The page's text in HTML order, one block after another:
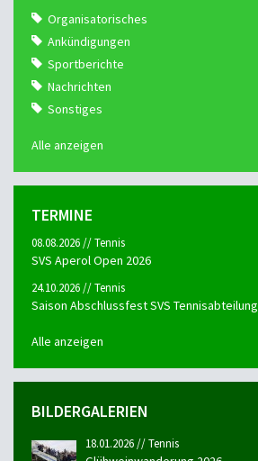
Organisatorisches
Ankündigungen
Sportberichte
Nachrichten
Sonstiges
Alle anzeigen
TERMINE
08.08.2026 // Tennis
SVS Aperol Open 2026
24.10.2026 // Tennis
Saison Abschlussfest SVS Tennisabteilung
Alle anzeigen
BILDERGALERIEN
18.01.2026 // Tennis